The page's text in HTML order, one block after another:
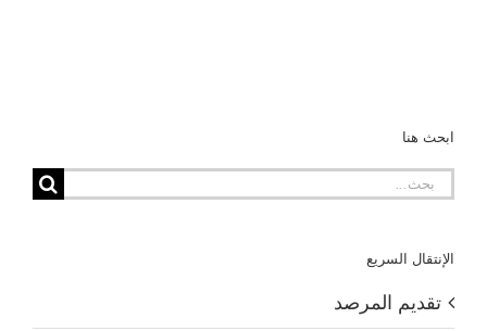
ابحث هنا
البحث
الإنتقال السريع
تقديم المرصد